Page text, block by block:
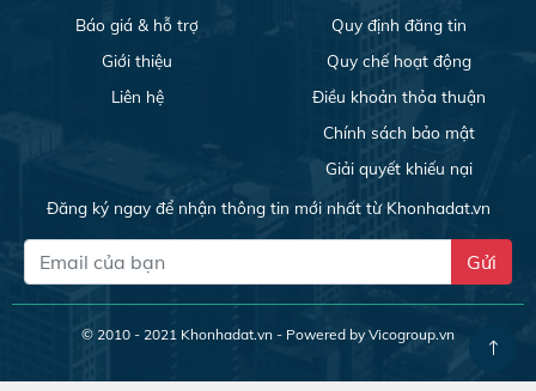
Báo giá & hỗ trợ
Giới thiệu
Liên hệ
Quy định đăng tin
Quy chế hoạt động
Điều khoản thỏa thuận
Chính sách bảo mật
Giải quyết khiếu nại
Đăng ký ngay để nhận thông tin mới nhất từ Khonhadat.vn
Gửi
© 2010 - 2021 Khonhadat.vn - Powered by Vicogroup.vn